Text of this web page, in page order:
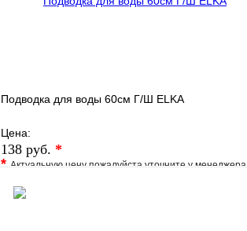
Подводка для воды 60см Г/Ш ELKA
Цена:
138 руб. *
*Актуальную цену пожалуйста уточните у менеджера
В избранное